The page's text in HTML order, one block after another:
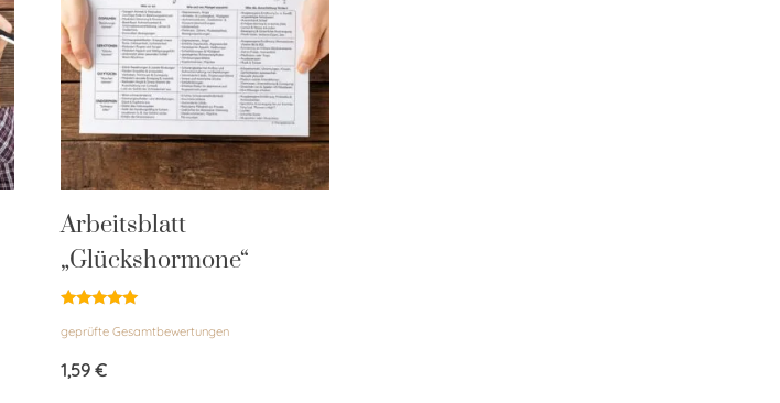
Arbeitsblatt
„Glückshormone“
mit
von 5
geprüfte Gesamtbewertungen
1,59 €